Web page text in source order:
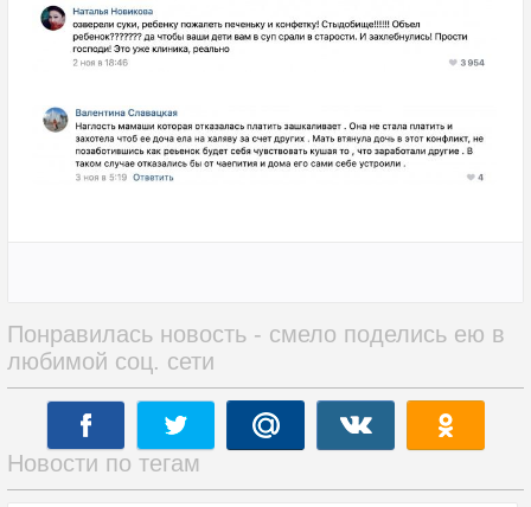
Понравилась новость - смело поделись ею в
любимой соц. сети
Новости по тегам